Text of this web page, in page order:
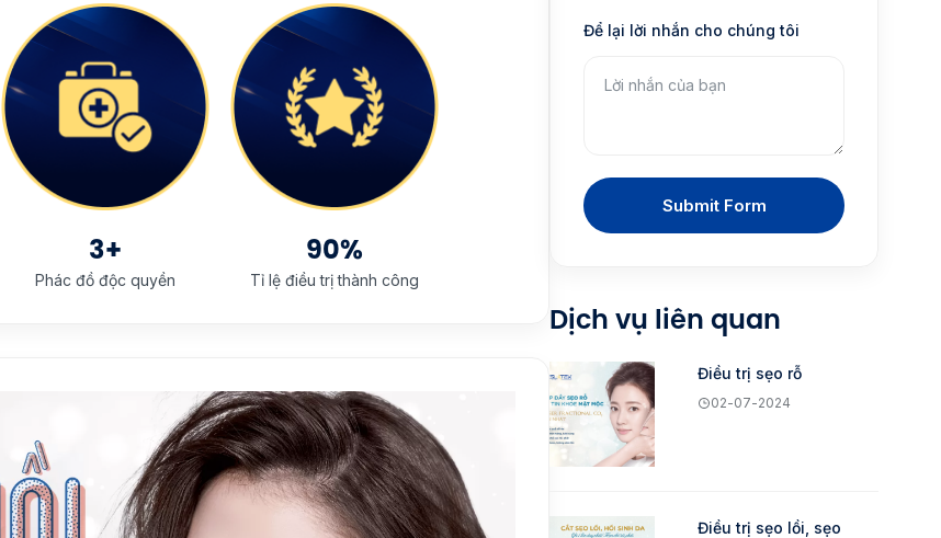
3+
Phác đồ độc quyền
90%
Tỉ lệ điều trị thành công
Để lại lời nhắn cho chúng tôi
Submit Form
Dịch vụ liên quan
Điều trị sẹo rỗ
02-07-2024
Điều trị sẹo lồi, sẹo